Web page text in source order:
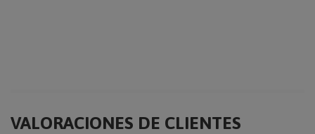
VALORACIONES DE CLIENTES